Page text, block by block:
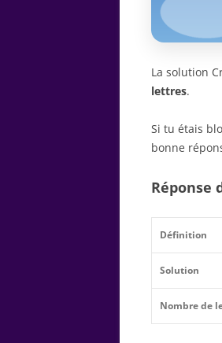
La solution
lettres.
Si tu étais
bonne
Réponse
Définition
Solution
Nombre de